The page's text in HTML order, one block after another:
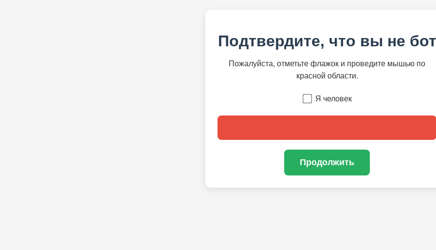
Подтвердите, что вы не бот
Пожалуйста, отметьте флажок и проведите мышью по
красной области.
Я человек
Продолжить